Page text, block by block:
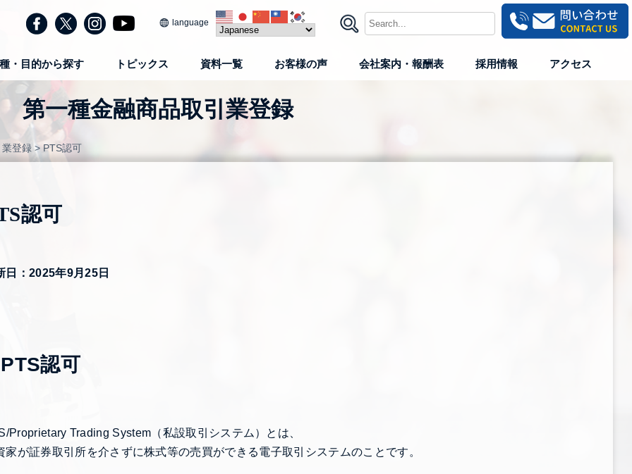
language
・目的から探す トピックス 資料一覧 お客様の声 会社案内・報酬表 採用情報 アクセス
第一種金融商品取引業登録
登録>PTS認可
認可
日：2025年9月25日
認可
Proprietary Trading System（私設取引システム）とは、
家が証券取引所を介さずに株式等の売買ができる電子取引システムのことです。